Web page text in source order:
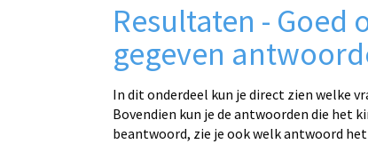
Resultaten -
gegeven
In dit onderdeel kun je direct zien welke
Bovendien kun je de antwoorden die het
beantwoord, zie je ook welk antwoord het